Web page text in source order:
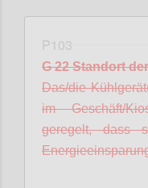
P103
G 22 Standort
Das/die
im Geschäft/
geregelt, dass